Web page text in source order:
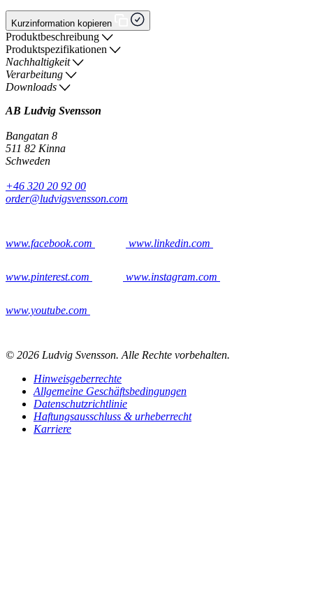
Kurzinformation kopieren
Produktbeschreibung
Produktspezifikationen
Nachhaltigkeit
Verarbeitung
Downloads
AB Ludvig Svensson
Bangatan 8
511 82 Kinna
Schweden
+46 320 20 92 00
order@ludvigsvensson.com
www.facebook.com www.linkedin.com
www.pinterest.com www.instagram.com
www.youtube.com
© 2026 Ludvig Svensson. Alle Rechte vorbehalten.
Hinweisgeberrechte
Allgemeine Geschäftsbedingungen
Datenschutzrichtlinie
Haftungsausschluss & urheberrecht
Karriere